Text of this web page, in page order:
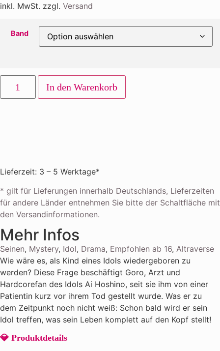
inkl. MwSt. zzgl. Versand
Band
In den Warenkorb
Lieferzeit: 3 – 5 Werktage*
* gilt für Lieferungen innerhalb Deutschlands, Lieferzeiten
für andere Länder entnehmen Sie bitte der Schaltfläche mit
den Versandinformationen.
Mehr Infos
Seinen, Mystery, Idol, Drama, Empfohlen ab 16, Altraverse
Wie wäre es, als Kind eines Idols wiedergeboren zu
werden? Diese Frage beschäftigt Goro, Arzt und
Hardcorefan des Idols Ai Hoshino, seit sie ihm von einer
Patientin kurz vor ihrem Tod gestellt wurde. Was er zu
dem Zeitpunkt noch nicht weiß: Schon bald wird er sein
Idol treffen, was sein Leben komplett auf den Kopf stellt!
💎 Produktdetails